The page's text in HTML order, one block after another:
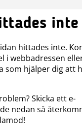
inte
hittades inte.
i webbadressen
som hjälper dig att
Skicka ett e-
nedan så